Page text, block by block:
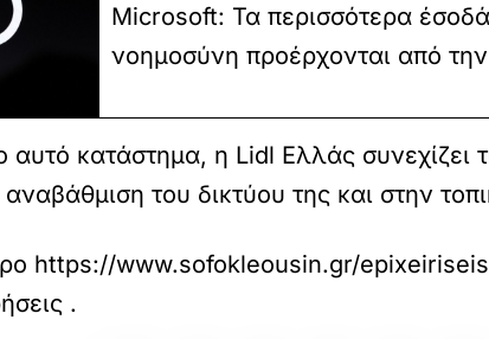
Microsoft: Τα περισσότερα
νοημοσύνη προέρχονται από
κατάστημα, η Lidl Ελλάς συνεχίζει
του δικτύου της και στην
https://www.sofokleousin.gr/
.